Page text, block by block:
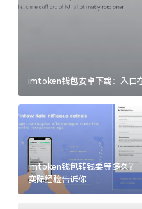
imtoken钱包安卓下载：入口
imtoken钱包转钱要等多久？
实际经验告诉你